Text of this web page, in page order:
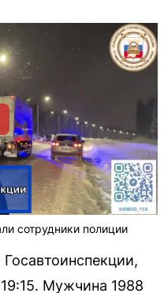
сотрудники полиции
Мужчина 1988